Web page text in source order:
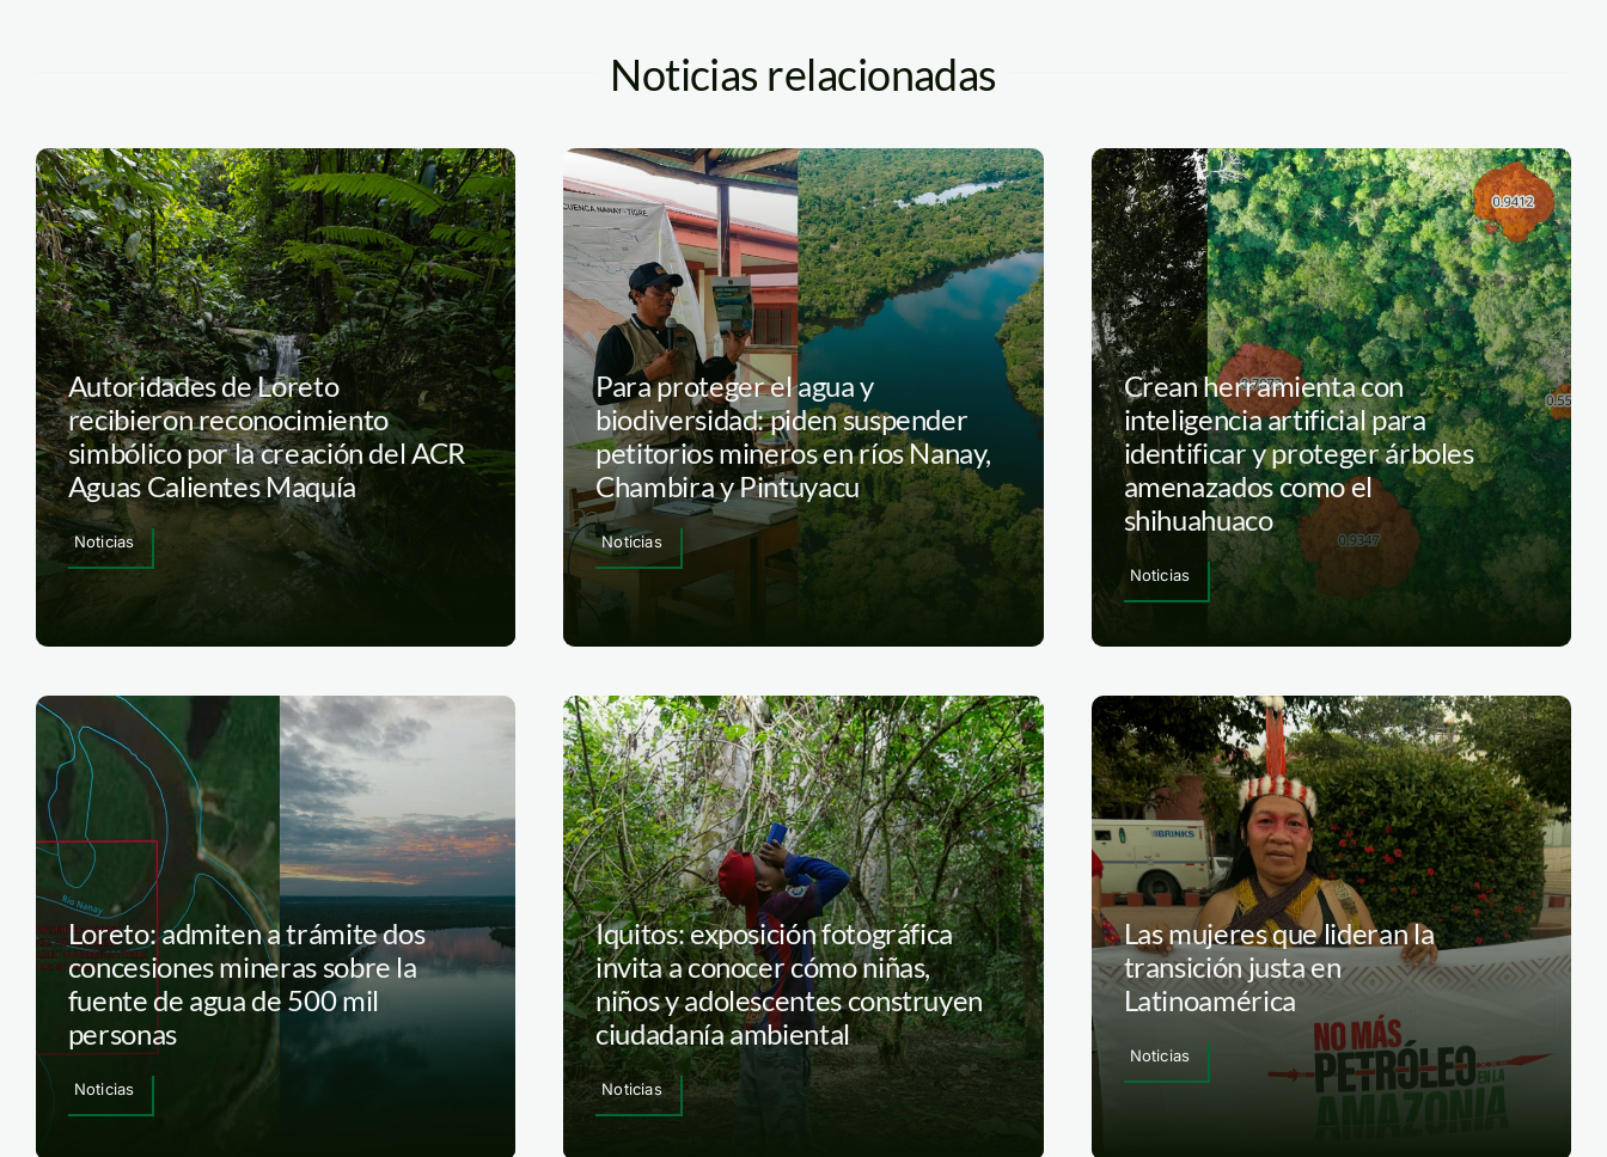
Noticias relacionadas
Autoridades de Loreto
recibieron reconocimiento
simbólico por la creación del ACR
Aguas Calientes Maquía
Noticias
Para proteger el agua y
biodiversidad: piden suspender
petitorios mineros en ríos Nanay,
Chambira y Pintuyacu
Noticias
Crean herramienta con
inteligencia artificial para
identificar y proteger árboles
amenazados como el
shihuahuaco
Noticias
Loreto: admiten a trámite dos
concesiones mineras sobre la
fuente de agua de 500 mil
personas
Noticias
Iquitos: exposición fotográfica
invita a conocer cómo niñas,
niños y adolescentes construyen
ciudadanía ambiental
Noticias
Las mujeres que lideran la
transición justa en
Latinoamérica
Noticias